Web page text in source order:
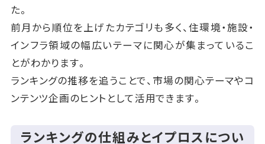
た。
前月から順位を上げたカテゴリも多く、住環境・施設・
インフラ領域の幅広いテーマに関心が集まっているこ
とがわかります。
ランキングの推移を追うことで、市場の関心テーマやコ
ンテンツ企画のヒントとして活用できます。
ランキングの仕組みとイプロスについ